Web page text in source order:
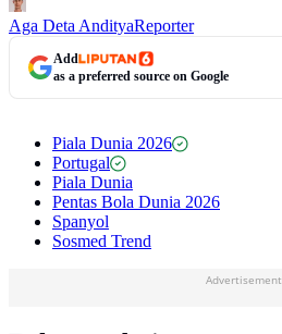
Aga Deta AndityaReporter
Add
as a preferred source on Google
Piala Dunia 2026
Portugal
Piala Dunia
Pentas Bola Dunia 2026
Spanyol
Sosmed Trend
Advertisement